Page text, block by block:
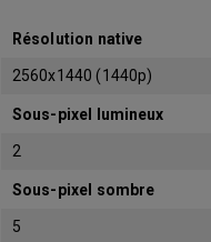
Résolution native
2560x1440 (1440p)
Sous-pixel lumineux
2
Sous-pixel sombre
5